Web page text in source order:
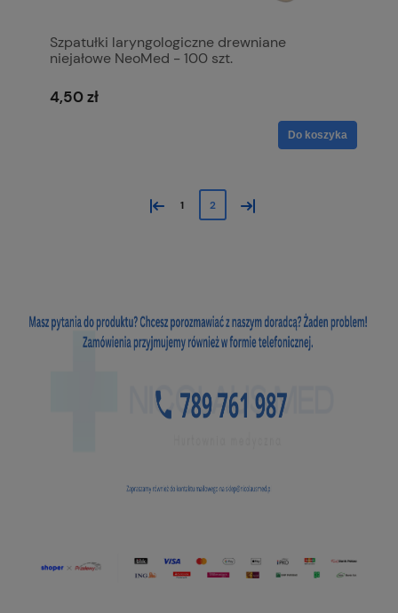
Szpatułki laryngologiczne drewniane
niejałowe NeoMed - 100 szt.
4,50 zł
Do koszyka
« 1 2 »